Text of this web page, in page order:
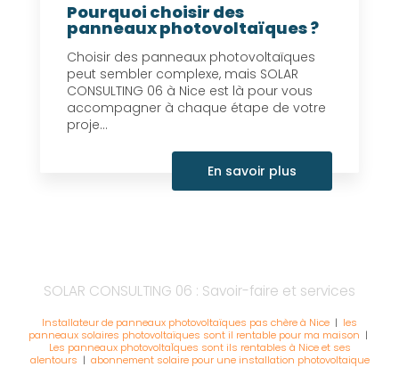
Pourquoi choisir des
panneaux photovoltaïques ?
Choisir des panneaux photovoltaïques
peut sembler complexe, mais SOLAR
CONSULTING 06 à Nice est là pour vous
accompagner à chaque étape de votre
proje...
En savoir plus
SOLAR CONSULTING 06 : Savoir-faire et services
Installateur de panneaux photovoltaïques pas chère à Nice | les
panneaux solaires photovoltaïques sont il rentable pour ma maison |
Les panneaux photovoltaÏques sont ils rentables à Nice et ses
alentours | abonnement solaire pour une installation photovoltaique